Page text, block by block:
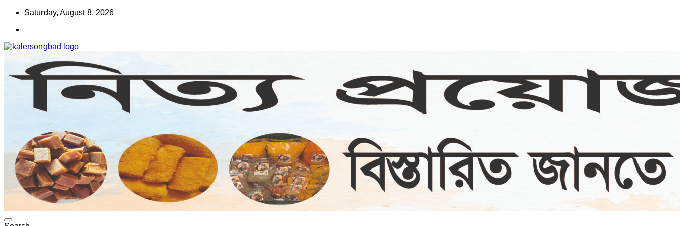
Skip
content
Saturday, August 8, 2026
কালের সংবাদ
www.kalersongbad.com